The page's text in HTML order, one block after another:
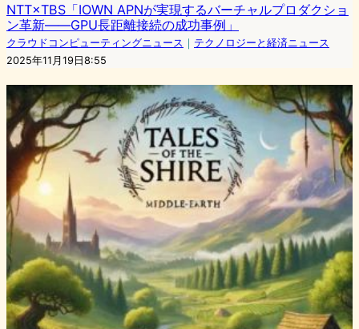
NTT×TBS「IOWN APNが実現するバーチャルプロダクショ
ン革新――GPU長距離接続の成功事例」
クラウドコンピューティングニュース ｜ テクノロジーと経済ニュース
2025年11月19日8:55